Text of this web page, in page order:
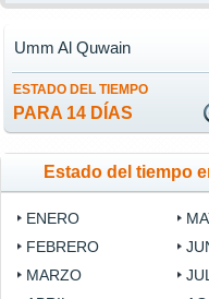
ESTADO DEL TIEMPO
PARA 14 DÍAS
Umm Al Quwain
Estado del tiempo
ENERO
FEBRERO
MARZO